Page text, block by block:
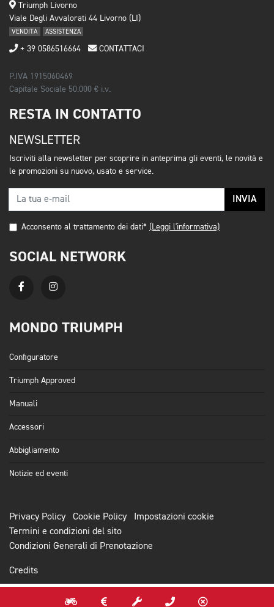
Triumph Livorno
Viale Degli Avvalorati 44 Livorno (LI)
VENDITA ASSISTENZA
+ 39 0586516664 CONTATTACI
P.IVA 1915060469
Capitale Sociale 50.000 € i.v.
RESTA IN CONTATTO
NEWSLETTER
Iscriviti alla newsletter per scoprire in anteprima gli eventi, le novità e
le promozioni su nuovo, usato e service.
INVIA
Acconsento al trattamento dei dati* (Leggi l'informativa)
SOCIAL NETWORK
MONDO TRIUMPH
Configuratore
Triumph Approved
Manuali
Accessori
Abbigliamento
Notizie ed eventi
Privacy Policy Cookie Policy
Impostazioni cookie
Termini e condizioni del sito
Condizioni Generali di Prenotazione
Credits